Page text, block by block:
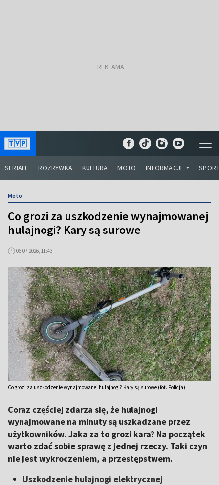
SERIALE ROZRYWKA KULTURA MOTO INFORMACJE
Moto
Co grozi za uszkodzenie wynajmowanej
hulajnogi? Kary są surowe
06.07.2026, 11:43
Co grozi za uszkodzenie wynajmowanej hulajnogi? Kary są surowe (fot. Policja)
Coraz częściej zdarza się, że hulajnogi
wynajmowane na minuty są uszkadzane przez
użytkowników. Jaka za to grozi kara? Na początek
warto zdać sobie sprawę z jednej rzeczy. Taki czyn
nie jest wykroczeniem, a przestępstwem.
Uszkodzenie hulajnogi elektrycznej